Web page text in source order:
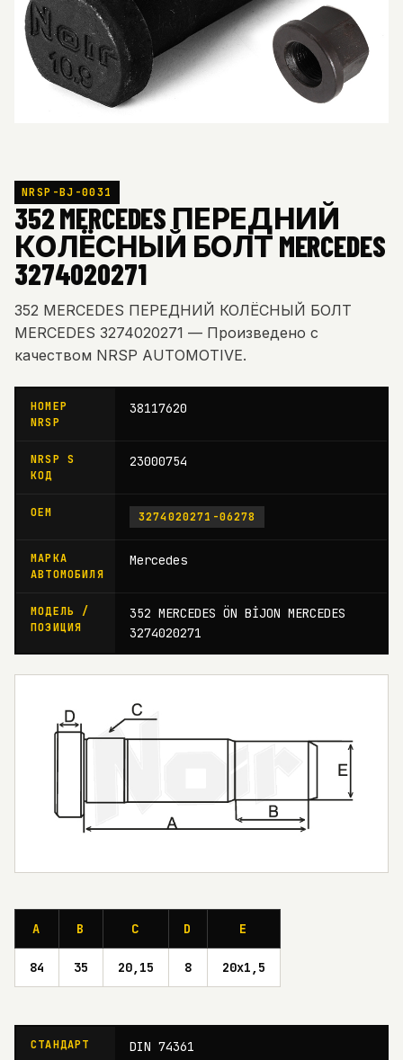
NRSP-BJ-0031
352 MERCEDES ПЕРЕДНИЙ
КОЛЁСНЫЙ БОЛТ MERCEDES
3274020271
352 MERCEDES ПЕРЕДНИЙ КОЛЁСНЫЙ БОЛТ
MERCEDES 3274020271 — Произведено с
качеством NRSP AUTOMOTIVE.
НОМЕР
NRSP
38117620
NRSP S
КОД
23000754
OEM 3274020271-06278
МАРКА
АВТОМОБИЛЯ
Mercedes
МОДЕЛЬ /
ПОЗИЦИЯ
352 MERCEDES ÖN BİJON MERCEDES
3274020271
A B C D E
84 35 20,15 8 20x1,5
СТАНДАРТ DIN 74361